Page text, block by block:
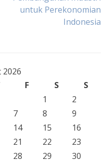
untuk Perekonomian
Indonesia
F S
S
1
2
7 8
9
14 15
16
21 22
23
28 29
30